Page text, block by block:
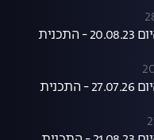
שיחת היום 20.08.23 - התכנית
שיחת היום 27.07.26 - התכנית